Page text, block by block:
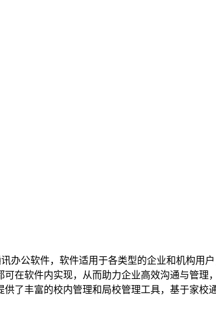
办公软件，软件适用于各类型的企业和机构用
在软件内实现，从而助力企业高效沟通与管
了丰富的校内管理和局校管理工具，基于家